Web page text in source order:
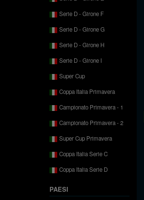
Serie D - Girone F
Serie D - Girone G
Serie D - Girone H
Serie D - Girone I
Super Cup
Coppa Italia Primavera
Campionato Primavera - 1
Campionato Primavera - 2
Super Cup Primavera
Coppa Italia Serie C
Coppa Italia Serie D
PAESI